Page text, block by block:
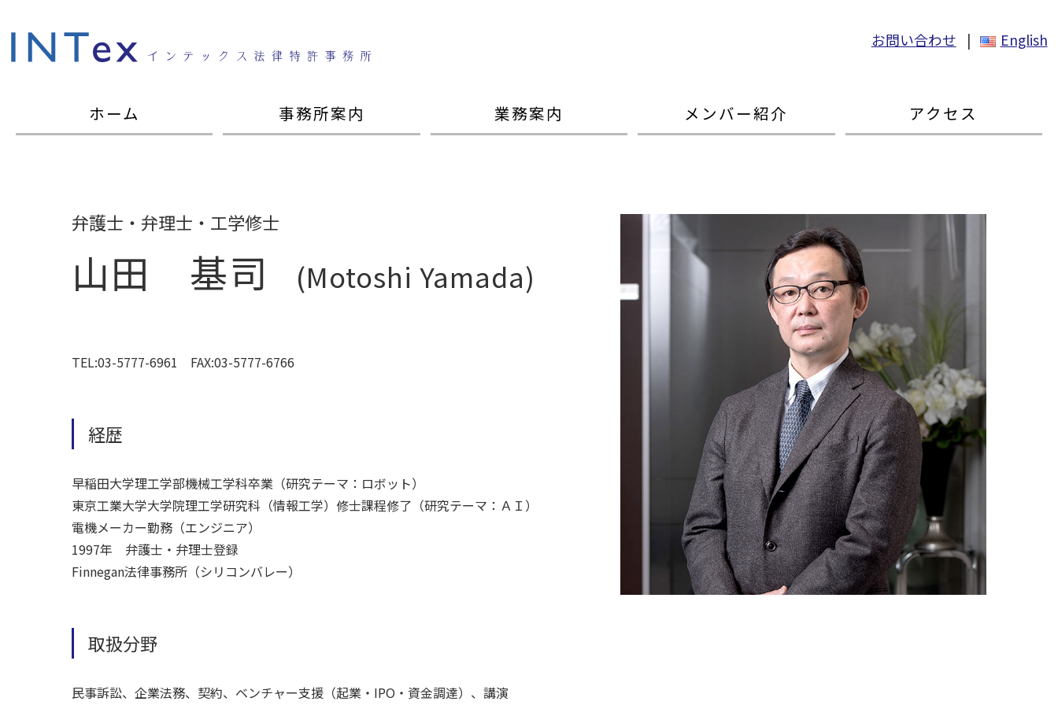
お問い合わせ | English
ホーム 事務所案内 業務案内 メンバー紹介 アクセス
弁護士・弁理士・工学修士
山田 基司 (Motoshi Yamada)
TEL:03-5777-6961 FAX:03-5777-6766
経歴
早稲田大学理工学部機械工学科卒業（研究テーマ：ロボット）
東京工業大学大学院理工学研究科（情報工学）修士課程修了（研究テーマ：ＡＩ）
電機メーカー勤務（エンジニア）
1997年 弁護士・弁理士登録
Finnegan法律事務所（シリコンバレー）
取扱分野
民事訴訟、企業法務、契約、ベンチャー支援（起業・IPO・資金調達）、講演